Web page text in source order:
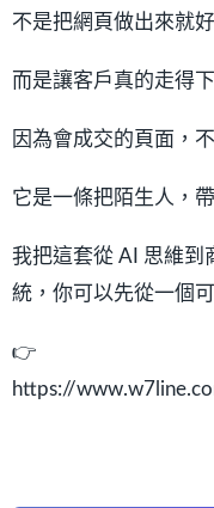
不是把網頁做出來就好
而是讓客戶真的走得下
因為會成交的頁面，
它是一條把陌生人，
我把這套從 AI 思維到
統，你可以先從一個
👉
https://